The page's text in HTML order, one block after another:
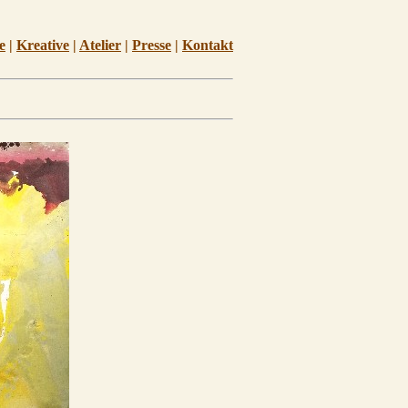
| Kreative | Atelier | Presse | Kontakt